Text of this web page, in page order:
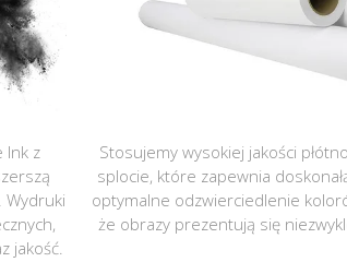
Ink z
Wydruki
jakość.
Stosujemy wysokiej jakości
splocie, które zapewnia
optymalne odzwierciedlenie
że obrazy prezentują się